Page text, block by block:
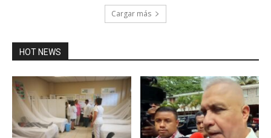
Cargar más
HOT NEWS